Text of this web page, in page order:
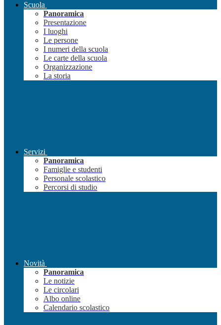
Scuola
Panoramica
Presentazione
I luoghi
Le persone
I numeri della scuola
Le carte della scuola
Organizzazione
La storia
Servizi
Panoramica
Famiglie e studenti
Personale scolastico
Percorsi di studio
Novità
Panoramica
Le notizie
Le circolari
Albo online
Calendario scolastico